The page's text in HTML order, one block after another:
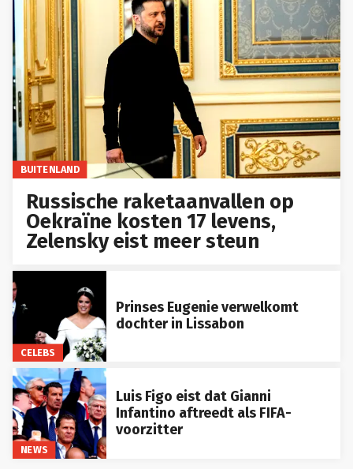
BUITENLAND
Russische raketaanvallen op
Oekraïne kosten 17 levens,
Zelensky eist meer steun
CELEBS
Prinses Eugenie verwelkomt
dochter in Lissabon
NEWS
Luis Figo eist dat Gianni
Infantino aftreedt als FIFA-
voorzitter